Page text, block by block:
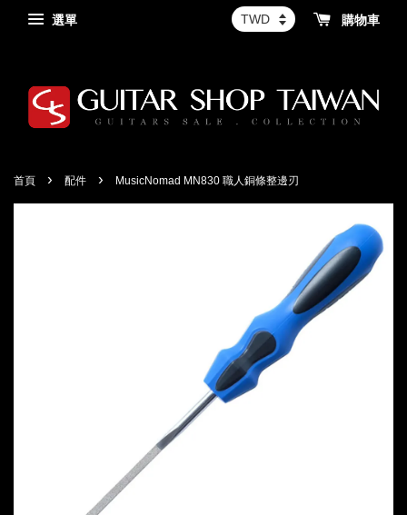
選單 購物車
首頁 › 配件 › MusicNomad MN830 職人銅條整邊刃